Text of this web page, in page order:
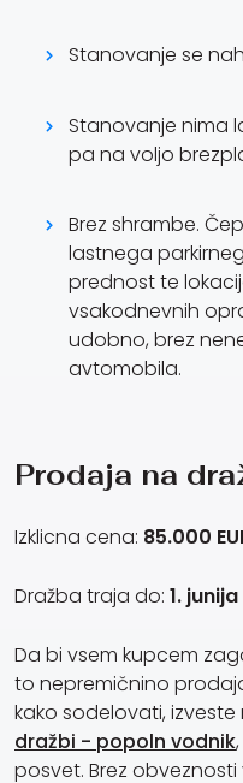
Stanovanje se
Stanovanje nima
pa na voljo
Brez shrambe.
lastnega
prednost te
vsakodnevnih
udobno, brez
avtomobila.
Prodaja na
Izklicna cena: 85.000
Dražba traja do: 1.
Da bi vsem kupcem
to nepremičnino
kako sodelovati, izveste
dražbi - popoln vodnik
posvet. Brez